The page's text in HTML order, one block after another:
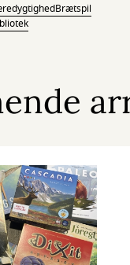
Brætspil